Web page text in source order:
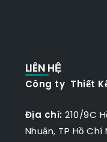
LIÊN HỆ
Công ty Thiết
Địa chỉ: 210/9C
Nhuận, TP Hồ